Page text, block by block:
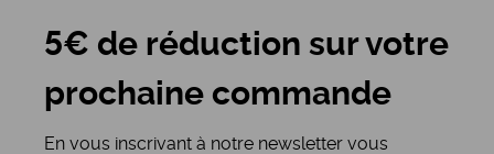
5€ de réduction sur votre
prochaine commande
En vous inscrivant à notre newsletter vous